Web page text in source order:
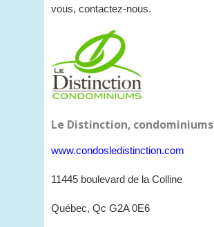
vous, contactez-nous.
Le Distinction, condominiums
www.condosledistinction.com
11445 boulevard de la Colline
Québec, Qc G2A 0E6